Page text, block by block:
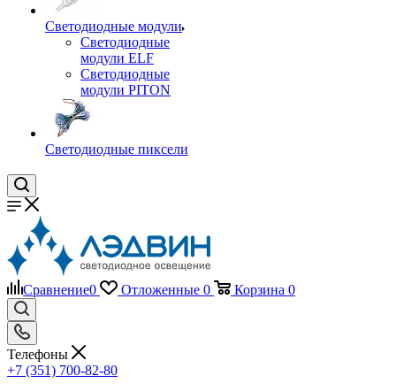
Светодиодные модули
Светодиодные
модули ELF
Светодиодные
модули PITON
Светодиодные пиксели
Сравнение0 Отложенные 0 Корзина 0
Телефоны
+7 (351) 700-82-80